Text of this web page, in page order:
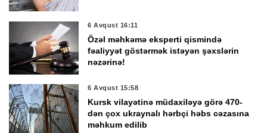
6 Avqust 16:11
Özəl məhkəmə eksperti qismində
fəaliyyət göstərmək istəyən şəxslərin
nəzərinə!
6 Avqust 15:58
Kursk vilayətinə müdaxiləyə görə 470-
dən çox ukraynalı hərbçi həbs cəzasına
məhkum edilib